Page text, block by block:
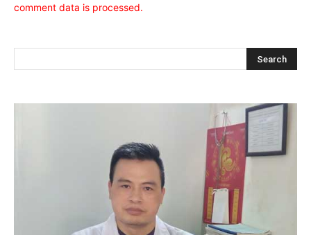
comment data is processed.